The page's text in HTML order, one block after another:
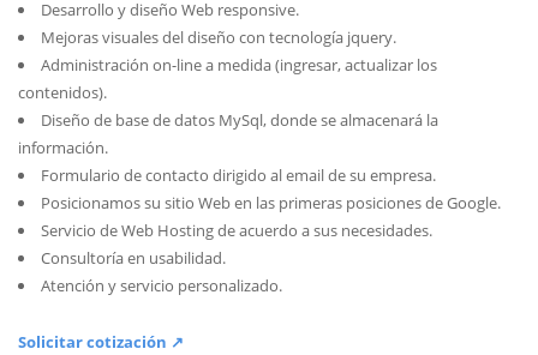
Desarrollo y diseño Web responsive.
Mejoras visuales del diseño con tecnología jquery.
Administración on-line a medida (ingresar, actualizar los
contenidos).
Diseño de base de datos MySql, donde se almacenará la
información.
Formulario de contacto dirigido al email de su empresa.
Posicionamos su sitio Web en las primeras posiciones de Google.
Servicio de Web Hosting de acuerdo a sus necesidades.
Consultoría en usabilidad.
Atención y servicio personalizado.
Solicitar cotización ↗